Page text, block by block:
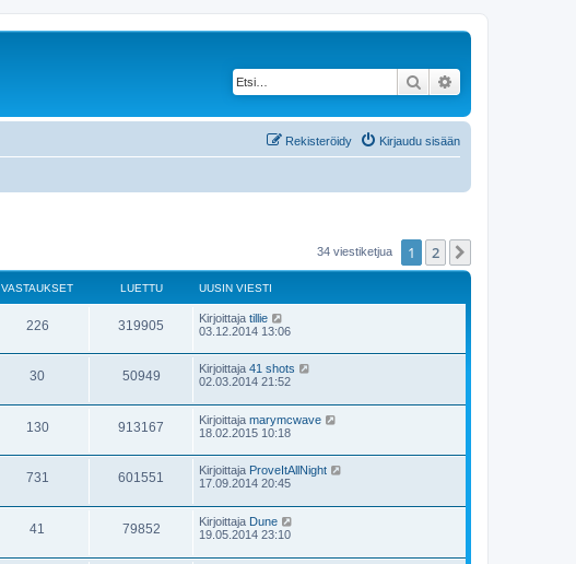
Etsi
Kirjaudu sisään
Rekisteröidy
34 viestiketjua 1 2
VASTAUKSET LUETTU UUSIN VIESTI
226 319905 Kirjoittaja tillie
03.12.2014 13:06
30 50949 Kirjoittaja 41 shots
02.03.2014 21:52
130 913167 Kirjoittaja marymcwave
18.02.2015 10:18
731 601551 Kirjoittaja ProveItAllNight
17.09.2014 20:45
41 79852 Kirjoittaja Dune
19.05.2014 23:10